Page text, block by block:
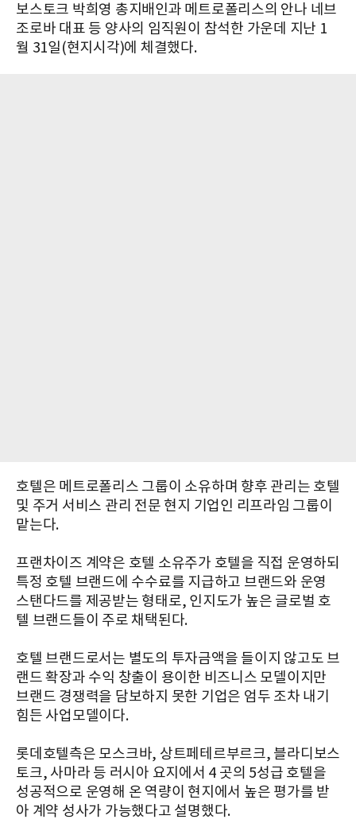
보스토크 박희영 총지배인과 메트로폴리스의 안나 네브
조로바 대표 등 양사의 임직원이 참석한 가운데 지난 1
월 31일(현지시각)에 체결했다.
호텔은 메트로폴리스 그룹이 소유하며 향후 관리는 호텔
및 주거 서비스 관리 전문 현지 기업인 리프라임 그룹이
맡는다.
프랜차이즈 계약은 호텔 소유주가 호텔을 직접 운영하되
특정 호텔 브랜드에 수수료를 지급하고 브랜드와 운영
스탠다드를 제공받는 형태로, 인지도가 높은 글로벌 호
텔 브랜드들이 주로 채택된다.
호텔 브랜드로서는 별도의 투자금액을 들이지 않고도 브
랜드 확장과 수익 창출이 용이한 비즈니스 모델이지만
브랜드 경쟁력을 담보하지 못한 기업은 엄두 조차 내기
힘든 사업모델이다.
롯데호텔측은 모스크바, 상트페테르부르크, 블라디보스
토크, 사마라 등 러시아 요지에서 4 곳의 5성급 호텔을
성공적으로 운영해 온 역량이 현지에서 높은 평가를 받
아 계약 성사가 가능했다고 설명했다.